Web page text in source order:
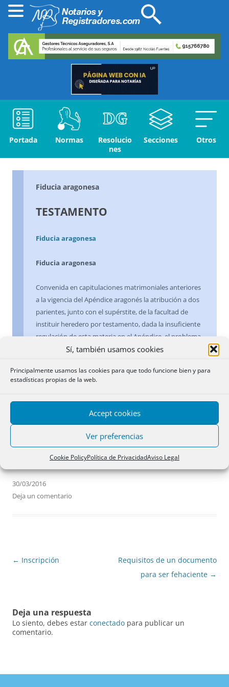
Sí, también usamos cookies
Principalmente usamos las cookies para que todo funcione bien y para
estadísticas propias de la web.
Accept cookies
Ver preferencias
Cookie PolicyPolítica de PrivacidadAviso Legal
Portada Normas
Resolucio
nes
Secciones Otros
Fiducia aragonesa
TESTAMENTO
Fiducia aragonesa
Fiducia aragonesa
Convenida en capitulaciones matrimoniales anteriores
a la vigencia del Apéndice aragonés la atribución a dos
parientes, junto con el supérstite, de la facultad de
instituir heredero por testamento, dada la insuficiente
regulación de esta materia en el Apéndice, el problema
de derecho intertemporal ha de regularse por las
efectividad de los poderes para testar otorgados bajo el
régimen de la legislación anterior y que sean válidos
de aceptación de herencia de los nombrados herederos
16 junio 1965
30/03/2016
Deja un comentario
Navegación
← Inscripción
Requisitos de un documento
para ser fehaciente →
Deja una respuesta
Lo siento, debes estar conectado para publicar un
comentario.